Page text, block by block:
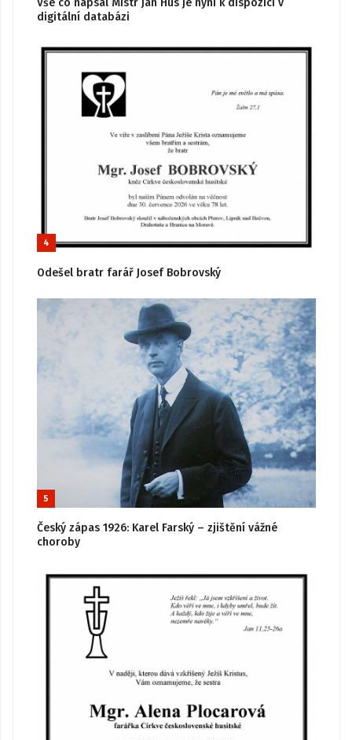
Vše co napsal Mistr Jan Hus je nyní k dispozici v
digitální databázi
4
Odešel bratr farář Josef Bobrovský
5
Český zápas 1926: Karel Farský – zjištění vážné
choroby